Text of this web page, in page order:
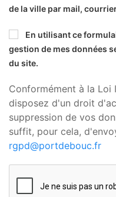
de la ville par mail,
En utilisant ce
gestion de mes données
du site.
Conformément à la
disposez d'un droit
suppression de vos
suffit, pour cela,
rgpd@portdebouc.fr